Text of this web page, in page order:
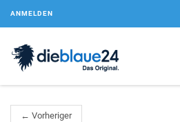
ANMELDEN
← Vorheriger